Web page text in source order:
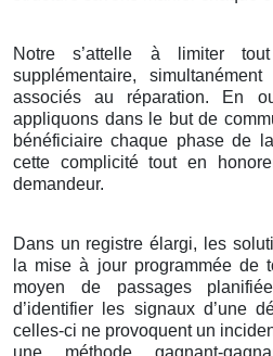
Notre s’attelle à limiter
supplémentaire,
associés au réparation. En
appliquons dans le but de
bénéficiaire chaque phase de
cette complicité tout en
demandeur.
Dans un registre élargi, les
la mise à jour programmée de
moyen de passages
d’identifier les signaux d’une
celles-ci ne provoquent un